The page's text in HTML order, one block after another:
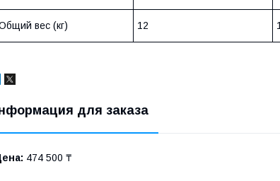
вес (кг) 12
для заказа
474 500 ₸